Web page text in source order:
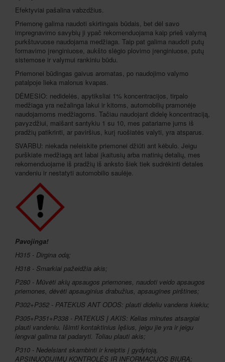
Efektyviai pašalina vabzdžius.
Priemonę galima naudoti skirtingais būdais, bet dėl savo
impregnavimo savybių ji ypač rekomenduojama kaip prieš valymą
purkštuvuose naudojama medžiaga. Taip pat galima naudoti putų
formavimo įrenginiuose, aukšto slėgio plovimo įrenginiuose, putų
sistemose ir valymui rankiniu būdu.
Priemonei būdingas gaivus aromatas, po naudojimo valymo
patalpoje lieka malonus kvapas.
DĖMESIO: nedidelės, apytiksliai 1% koncentracijos, tirpalo
medžiaga yra nežalinga lakui ir kitoms, automobilių pramonėje
naudojamoms medžiagoms. Tačiau naudojant didelę koncentraciją,
pavyzdžiui, maišant santykiu 1 su 10, mes patariame jums iš
pradžių patikrinti, ar paviršius, kurį ruošiatės valyti, yra atsparus.
SVARBU: niekada neleiskite priemonei džiūti ant kėbulo. Jeigu
purškiate medžiagą ant labai įkaitusių arba matinių detalių, mes
rekomenduojame iš pradžių iš anksto šiek tiek sudrėkinti detales
vandeniu ir nestatyti automobilio saulėje.
Pavojinga!
H315 - Dirgina odą;
H318 - Smarkiai pažeidžia akis;
P280 - Mūvėti akių apsaugos priemones, naudoti veido apsaugos
priemones, dėvėti apsauginius drabužius, apsaugines pirštines;
P302+P352 - PATEKUS ANT ODOS: plauti dideliu vandens kiekiu;
P305+P351+P338 - PATEKUS Į AKIS: Kelias minutes atsargiai
plauti vandeniu. Išimti kontaktinius lęšius, jeigu jie yra ir jeigu
lengvai galima tai padaryti. Toliau plauti akis;
P310 - Nedelsiant skambinti ir kreiptis į gydytoją,
APSINUODIJIMŲ KONTROLĖS IR INFORMACIJOS BIURĄ;